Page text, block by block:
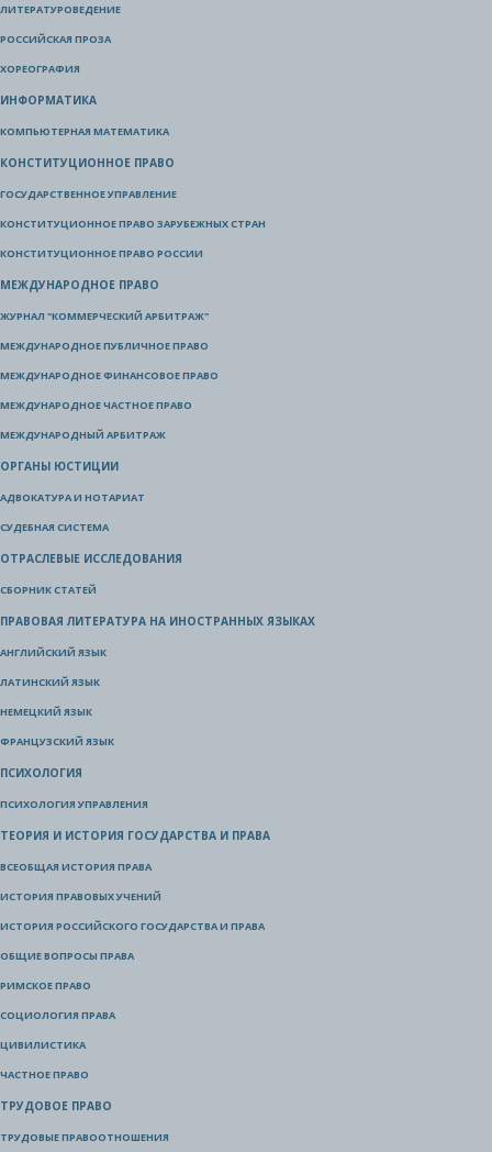
ЛИТЕРАТУРОВЕДЕНИЕ
РОССИЙСКАЯ ПРОЗА
ХОРЕОГРАФИЯ
ИНФОРМАТИКА
КОМПЬЮТЕРНАЯ МАТЕМАТИКА
КОНСТИТУЦИОННОЕ ПРАВО
ГОСУДАРСТВЕННОЕ УПРАВЛЕНИЕ
КОНСТИТУЦИОННОЕ ПРАВО ЗАРУБЕЖНЫХ СТРАН
КОНСТИТУЦИОННОЕ ПРАВО РОССИИ
МЕЖДУНАРОДНОЕ ПРАВО
ЖУРНАЛ "КОММЕРЧЕСКИЙ АРБИТРАЖ"
МЕЖДУНАРОДНОЕ ПУБЛИЧНОЕ ПРАВО
МЕЖДУНАРОДНОЕ ФИНАНСОВОЕ ПРАВО
МЕЖДУНАРОДНОЕ ЧАСТНОЕ ПРАВО
МЕЖДУНАРОДНЫЙ АРБИТРАЖ
ОРГАНЫ ЮСТИЦИИ
АДВОКАТУРА И НОТАРИАТ
СУДЕБНАЯ СИСТЕМА
ОТРАСЛЕВЫЕ ИССЛЕДОВАНИЯ
СБОРНИК СТАТЕЙ
ПРАВОВАЯ ЛИТЕРАТУРА НА ИНОСТРАННЫХ ЯЗЫКАХ
АНГЛИЙСКИЙ ЯЗЫК
ЛАТИНСКИЙ ЯЗЫК
НЕМЕЦКИЙ ЯЗЫК
ФРАНЦУЗСКИЙ ЯЗЫК
ПСИХОЛОГИЯ
ПСИХОЛОГИЯ УПРАВЛЕНИЯ
ТЕОРИЯ И ИСТОРИЯ ГОСУДАРСТВА И ПРАВА
ВСЕОБЩАЯ ИСТОРИЯ ПРАВА
ИСТОРИЯ ПРАВОВЫХ УЧЕНИЙ
ИСТОРИЯ РОССИЙСКОГО ГОСУДАРСТВА И ПРАВА
ОБЩИЕ ВОПРОСЫ ПРАВА
РИМСКОЕ ПРАВО
СОЦИОЛОГИЯ ПРАВА
ЦИВИЛИСТИКА
ЧАСТНОЕ ПРАВО
ТРУДОВОЕ ПРАВО
ТРУДОВЫЕ ПРАВООТНОШЕНИЯ